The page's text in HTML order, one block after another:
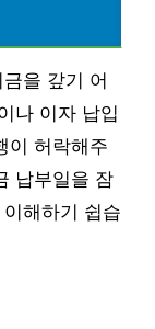
을 갚기 어
나 이자 납입
이 허락해주
납부일을 잠
해하기 쉽습